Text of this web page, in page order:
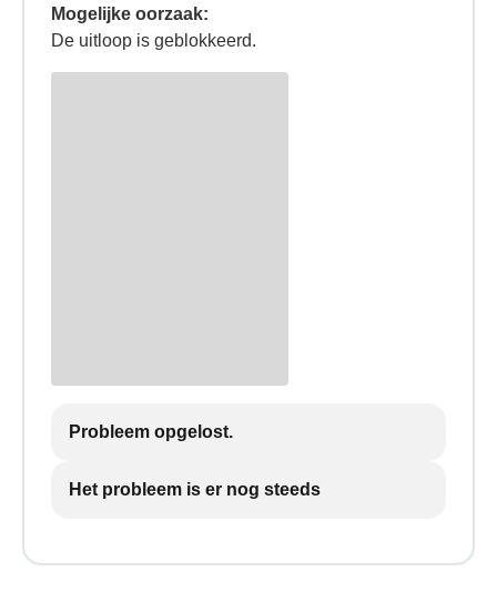
Mogelijke oorzaak:
De uitloop is geblokkeerd.
Probleem opgelost.
Het probleem is er nog steeds